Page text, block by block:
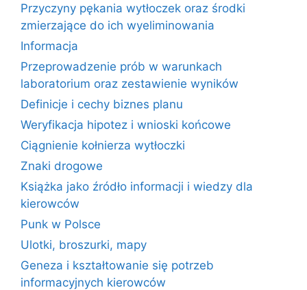
Przyczyny pękania wytłoczek oraz środki
zmierzające do ich wyeliminowania
Informacja
Przeprowadzenie prób w warunkach
laboratorium oraz zestawienie wyników
Definicje i cechy biznes planu
Weryfikacja hipotez i wnioski końcowe
Ciągnienie kołnierza wytłoczki
Znaki drogowe
Książka jako źródło informacji i wiedzy dla
kierowców
Punk w Polsce
Ulotki, broszurki, mapy
Geneza i kształtowanie się potrzeb
informacyjnych kierowców